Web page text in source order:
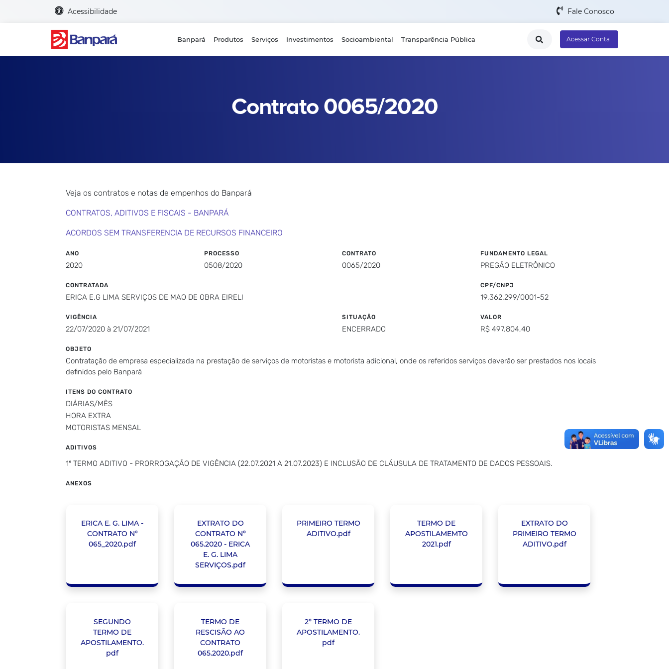
Acessibilidade Fale Conosco
Banpará Produtos Serviços Investimentos Socioambiental Transparência Pública Acessar Conta
Contrato 0065/2020
Veja os contratos e notas de empenhos do Banpará
CONTRATOS, ADITIVOS E FISCAIS - BANPARÁ
ACORDOS SEM TRANSFERENCIA DE RECURSOS FINANCEIRO
ANO
2020
PROCESSO
0508/2020
CONTRATO
0065/2020
FUNDAMENTO LEGAL
PREGÃO ELETRÔNICO
CONTRATADA
ERICA E.G LIMA SERVIÇOS DE MAO DE OBRA EIRELI
CPF/CNPJ
19.362.299/0001-52
VIGÊNCIA
22/07/2020 à 21/07/2021
SITUAÇÃO
ENCERRADO
VALOR
R$ 497.804,40
OBJETO
Contratação de empresa especializada na prestação de serviços de motoristas e motorista adicional, onde os referidos serviços deverão ser prestados nos locais
definidos pelo Banpará
ITENS DO CONTRATO
DIÁRIAS/MÊS
HORA EXTRA
MOTORISTAS MENSAL
ADITIVOS
1º TERMO ADITIVO - PRORROGAÇÃO DE VIGÊNCIA (22.07.2021 A 21.07.2023) E INCLUSÃO DE CLÁUSULA DE TRATAMENTO DE DADOS PESSOAIS.
ANEXOS
ERICA E. G. LIMA -
CONTRATO N°
065_2020.pdf
EXTRATO DO
CONTRATO Nº
065.2020 - ERICA
E. G. LIMA
SERVIÇOS.pdf
PRIMEIRO TERMO
ADITIVO.pdf
TERMO DE
APOSTILAMEMTO
2021.pdf
EXTRATO DO
PRIMEIRO TERMO
ADITIVO.pdf
SEGUNDO
TERMO DE
APOSTILAMENTO.
pdf
TERMO DE
RESCISÃO AO
CONTRATO
065.2020.pdf
2º TERMO DE
APOSTILAMENTO.
pdf